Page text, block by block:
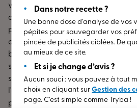
votre prochaine habitation ou
de nos différentes gammes de
propose une personnalisation à
contemporains ou traditionnels
beaucoup plus vos fenêtres et
solutions de décoration que nous
soignez l'apparence de votre
l'élégance que vous souhaitez.
présent avec notre expert à
Dans notre recette ?
Une bonne dose d’analyse de vos
pépites pour sauvegarder vos
pincée de publicités ciblées. De
au mieux de ce site.
Et si je change d’avis ?
Aucun souci : vous pouvez à tout
choix en cliquant surGestion des
page. C’est simple comme Tryba !